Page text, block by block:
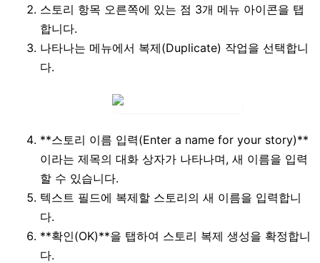
스토리 항목 오른쪽에 있는 점 3개 메뉴 아이콘을 탭
합니다.
나타나는 메뉴에서 복제(Duplicate) 작업을 선택합니
다.
**스토리 이름 입력(Enter a name for your story)**
이라는 제목의 대화 상자가 나타나며, 새 이름을 입력
할 수 있습니다.
텍스트 필드에 복제할 스토리의 새 이름을 입력합니
다.
**확인(OK)**을 탭하여 스토리 복제 생성을 확정합니
다.